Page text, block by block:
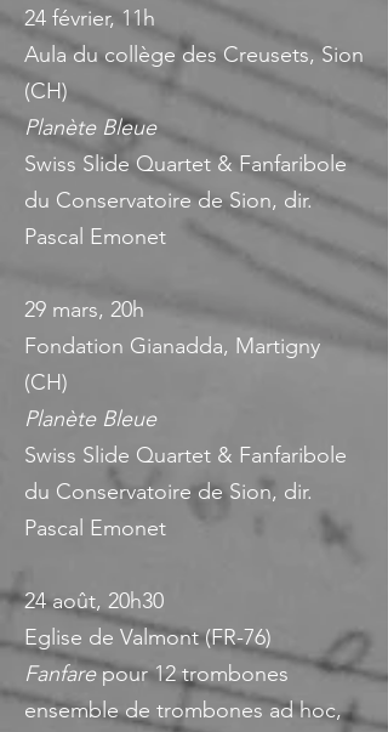
24 février, 11h
Aula du collège des Creusets, Sion
(CH)
Planète Bleue
Swiss Slide Quartet & Fanfaribole
du Conservatoire de Sion, dir.
Pascal Emonet
29 mars, 20h
Fondation Gianadda, Martigny
(CH)
Planète Bleue
Swiss Slide Quartet & Fanfaribole
du Conservatoire de Sion, dir.
Pascal Emonet
24 août, 20h30
Eglise de Valmont (FR-76)
Fanfarepour 12 trombones
ensemble de trombones ad hoc,